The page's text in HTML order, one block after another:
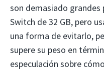
son demasiado grandes
Switch de 32 GB, pero
una forma de evitarlo,
supere su peso en
especulación sobre